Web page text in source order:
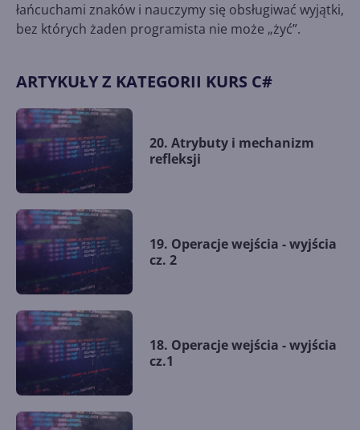
łańcuchami znaków i nauczymy się obsługiwać wyjątki,
bez których żaden programista nie może „żyć”.
ARTYKUŁY Z KATEGORII KURS C#
20. Atrybuty i mechanizm
refleksji
19. Operacje wejścia - wyjścia
cz. 2
18. Operacje wejścia - wyjścia
cz.1